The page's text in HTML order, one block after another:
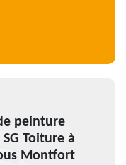
peinture
Toiture à
Montfort